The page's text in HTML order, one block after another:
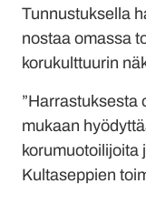
Tunnustuksella
nostaa omassa
korukulttuurin
”Harrastuksesta
mukaan
korumuotoilijoita
Kultaseppien